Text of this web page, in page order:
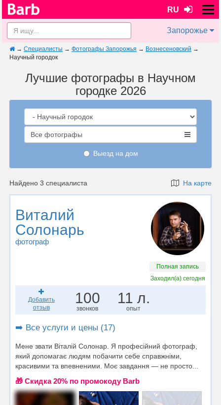
RU
Запорожье
→ Специалисты → Фотографы Запорожья → Вознесеновский →
Научный городок
Лучшие фотографы в Научном
городке 2026
Все фотографы
Выезд на дом
Найдено 3 специалиста На карте
Виталий
Солонарь
фотограф
Полная запись
Заходил(а) сегодня
Добавить
отзыв
100
звонков
11 л.
опыт
➡️ Все услуги и цены (17)
Мене звати Віталій Солонар. Я професійний фотограф,
який допомагає людям побачити себе справжніми,
красивими та впевненими. Моє завдання — не просто...
🎁 Cкидка 20% по промокоду Barb